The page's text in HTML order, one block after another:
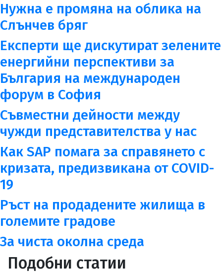
Нужна е промяна на облика на
Слънчев бряг
Експерти ще дискутират зелените
енергийни перспективи за
България на международен
форум в София
Съвместни дейности между
чужди представителства у нас
Как SAP помага за справянето с
кризата, предизвикана от COVID-
19
Ръст на продадените жилища в
големите градове
За чиста околна среда
Подобни статии